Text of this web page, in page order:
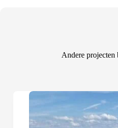
Andere projecten